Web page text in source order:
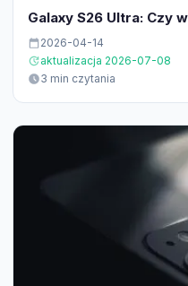
Galaxy S26 Ultra: Czy
2026-04-14
aktualizacja 2026-07-08
3 min czytania